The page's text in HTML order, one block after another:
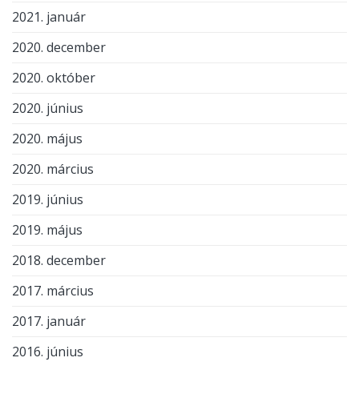
2021. január
2020. december
2020. október
2020. június
2020. május
2020. március
2019. június
2019. május
2018. december
2017. március
2017. január
2016. június